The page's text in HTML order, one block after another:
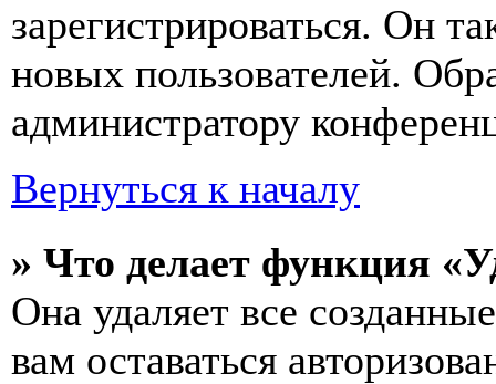
зарегистрироваться. Он
новых пользователей.
администратору
Вернуться к началу
» Что делает функция
Она удаляет все
вам оставаться